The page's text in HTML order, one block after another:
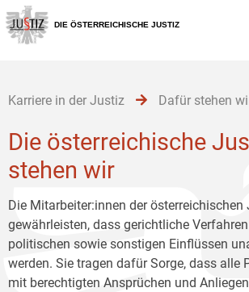
Zur
Hauptnavigation
[1]
Zum
Inhalt
[2]
Zum
Untermenü
[3]
DIE ÖSTERREICHISCHE JUSTIZ
Karriere in der Justiz Dafür stehen
Die österreichische
stehen wir
Die Mitarbeiter:innen der österreichischen
gewährleisten, dass gerichtliche
politischen sowie sonstigen Einflüssen
werden. Sie tragen dafür Sorge, dass alle
mit berechtigten Ansprüchen und